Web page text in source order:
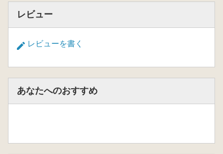
レビュー
レビューを書く
あなたへのおすすめ